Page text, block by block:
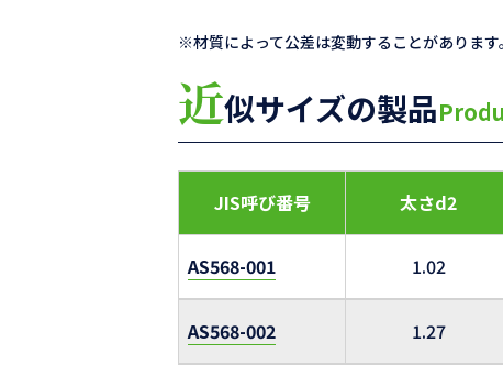
※材質によって公差は変動することがあります
近似サイズの製品
JIS呼び番号 太さd2
AS568-001 1.02
AS568-002 1.27